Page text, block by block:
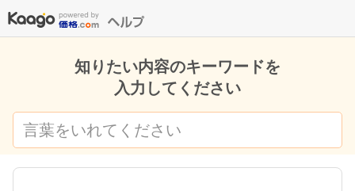
知りたい内容のキーワードを
入力してください